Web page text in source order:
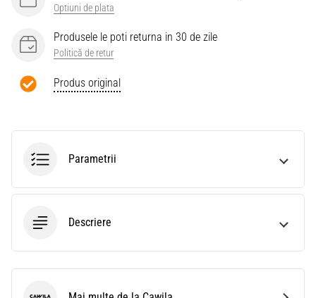
Optiuni de plata
Produsele le poti returna in 30 de zile
Politică de retur
Produs original
Parametrii
Descriere